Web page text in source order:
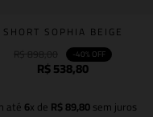
SHORT SOPHIA BEIGE
-40% OFF
R$538,80
até 6x de R$89,80sem juros